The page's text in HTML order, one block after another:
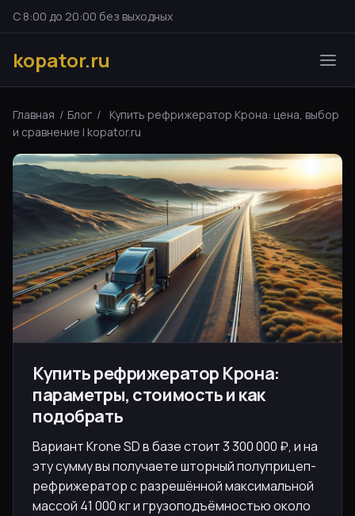
С 8:00 до 20:00 без выходных
kopator.ru
Главная / Блог /
Купить рефрижератор Крона: цена, выбор
и сравнение | kopator.ru
Купить рефрижератор Крона:
параметры, стоимость и как
подобрать
Вариант Krone SD в базе стоит 3 300 000 ₽, и на
эту сумму вы получаете шторный полуприцеп-
рефрижератор с разрешённой максимальной
массой 41 000 кг и грузоподъёмностью около